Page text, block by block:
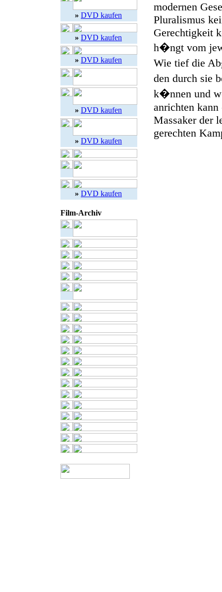
» DVD kaufen
» DVD kaufen
» DVD kaufen
» DVD kaufen
» DVD kaufen
» DVD kaufen
Film-Archiv
modernen
Pluralismus
Gerechtigkeit
h�ngt vom
Wie tief die
den durch sie
k�nnen und
anrichten
Massaker der
gerechten